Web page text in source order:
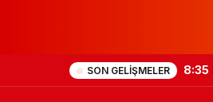
SON GELIŞMELER 8:35